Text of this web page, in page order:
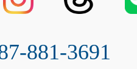
881-3691